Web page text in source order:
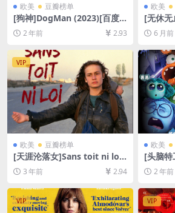
欧美 豆瓣榜单
[狗神]DogMan (2023)[百度
网盘+夸克网盘1080P超清未
删减资源][网盘在线播放/下
2 年前 2.93
欧美
[无休
[百度网
清未删
6 月前
VIP
欧美 豆瓣榜单
[天涯沦落女]Sans toit ni loi
(1985)[百度网盘+夸克网盘10
80P超清未删减资源][网盘在
线播放/下载][MP4/6.8GB][中
文字幕]
3 年前 2.94
欧美
[头脑
(2024)[
80P超
线播放
英字幕]
2 年前
VIP VIP